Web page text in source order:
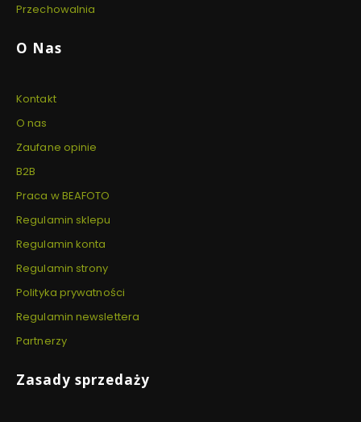
Przechowalnia
O Nas
Kontakt
O nas
Zaufane opinie
B2B
Praca w BEAFOTO
Regulamin sklepu
Regulamin konta
Regulamin strony
Polityka prywatności
Regulamin newslettera
Partnerzy
Zasady sprzedaży